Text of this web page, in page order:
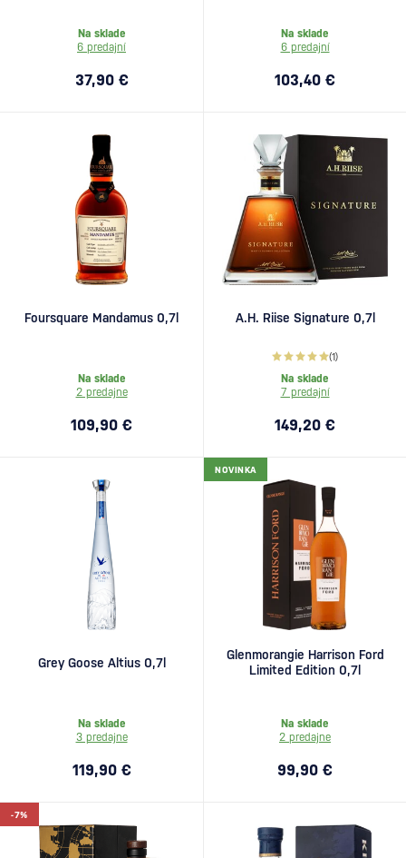
Na sklade
6 predajní
37,90 €
Na sklade
6 predajní
103,40 €
Foursquare Mandamus 0,7l
Na sklade
2 predajne
109,90 €
A.H. Riise Signature 0,7l
(1)
Na sklade
7 predajní
149,20 €
Grey Goose Altius 0,7l
Na sklade
3 predajne
119,90 €
NOVINKA
Glenmorangie Harrison Ford
Limited Edition 0,7l
Na sklade
2 predajne
99,90 €
-7%